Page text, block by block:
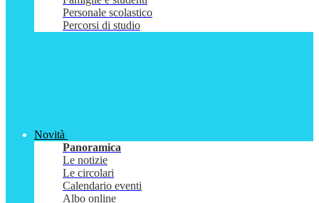
Personale scolastico
Percorsi di studio
Novità
Panoramica
Le notizie
Le circolari
Calendario eventi
Albo online